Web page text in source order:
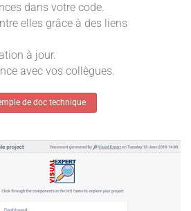
dans votre code.
elles grâce à des liens
à jour.
avec vos collègues.
de doc technique